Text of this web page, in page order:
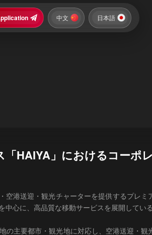
中文 日本語
HAIYA」におけるコーポ
空港送迎・観光チャーターを提供するプレミ
心に、高品質な移動サービスを展開している
の主要都市・観光地に対応し、空港送迎・観